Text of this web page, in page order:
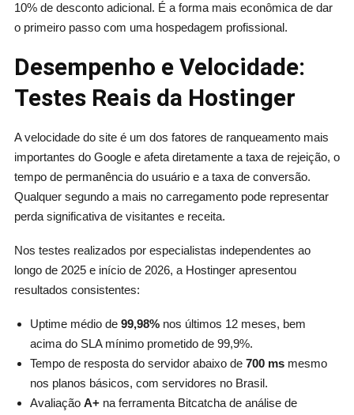
10% de desconto adicional. É a forma mais econômica de dar
o primeiro passo com uma hospedagem profissional.
Desempenho e Velocidade:
Testes Reais da Hostinger
A velocidade do site é um dos fatores de ranqueamento mais
importantes do Google e afeta diretamente a taxa de rejeição, o
tempo de permanência do usuário e a taxa de conversão.
Qualquer segundo a mais no carregamento pode representar
perda significativa de visitantes e receita.
Nos testes realizados por especialistas independentes ao
longo de 2025 e início de 2026, a Hostinger apresentou
resultados consistentes:
Uptime médio de 99,98%nos últimos 12 meses, bem
acima do SLA mínimo prometido de 99,9%.
Tempo de resposta do servidor abaixo de 700 msmesmo
nos planos básicos, com servidores no Brasil.
Avaliação A+na ferramenta Bitcatcha de análise de